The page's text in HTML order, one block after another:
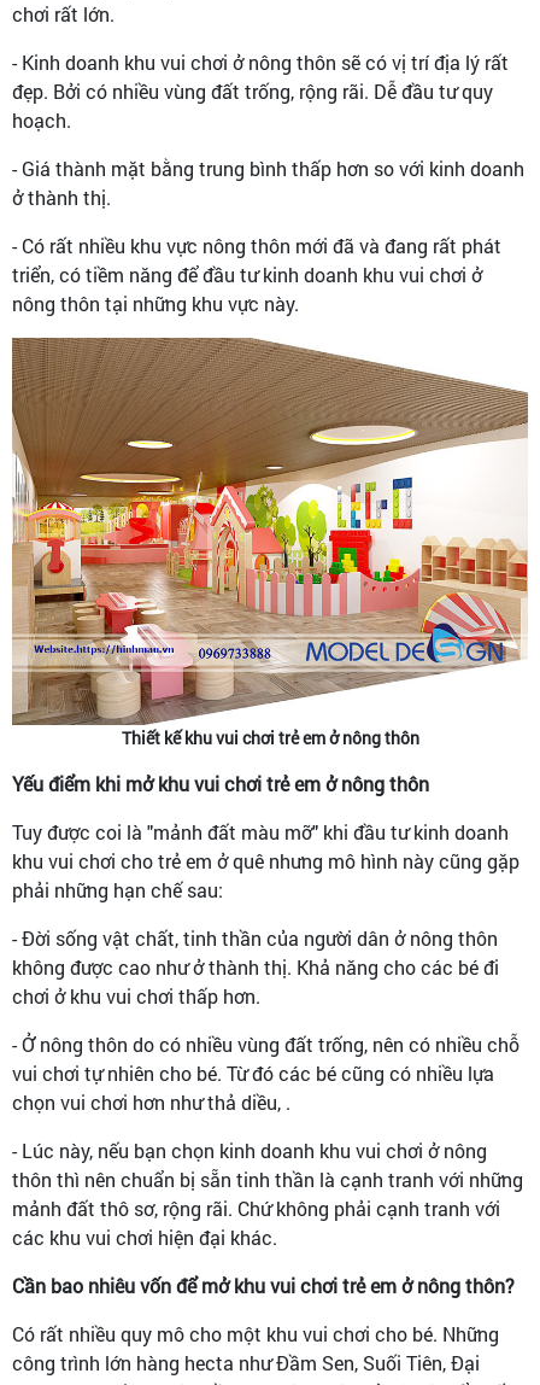
chơi rất lớn.
- Kinh doanh khu vui chơi ở nông thôn sẽ có vị trí địa lý rất
đẹp. Bởi có nhiều vùng đất trống, rộng rãi. Dễ đầu tư quy
hoạch.
- Giá thành mặt bằng trung bình thấp hơn so với kinh doanh
ở thành thị.
- Có rất nhiều khu vực nông thôn mới đã và đang rất phát
triển, có tiềm năng để đầu tư kinh doanh khu vui chơi ở
nông thôn tại những khu vực này.
Thiết kế khu vui chơi trẻ em ở nông thôn
Yếu điểm khi mở khu vui chơi trẻ em ở nông thôn
Tuy được coi là "mảnh đất màu mỡ" khi đầu tư kinh doanh
khu vui chơi cho trẻ em ở quê nhưng mô hình này cũng gặp
phải những hạn chế sau:
- Đời sống vật chất, tinh thần của người dân ở nông thôn
không được cao như ở thành thị. Khả năng cho các bé đi
chơi ở khu vui chơi thấp hơn.
- Ở nông thôn do có nhiều vùng đất trống, nên có nhiều chỗ
vui chơi tự nhiên cho bé. Từ đó các bé cũng có nhiều lựa
chọn vui chơi hơn như thả diều, .
- Lúc này, nếu bạn chọn kinh doanh khu vui chơi ở nông
thôn thì nên chuẩn bị sẵn tinh thần là cạnh tranh với những
mảnh đất thô sơ, rộng rãi. Chứ không phải cạnh tranh với
các khu vui chơi hiện đại khác.
Cần bao nhiêu vốn để mở khu vui chơi trẻ em ở nông thôn?
Có rất nhiều quy mô cho một khu vui chơi cho bé. Những
công trình lớn hàng hecta như Đầm Sen, Suối Tiên, Đại